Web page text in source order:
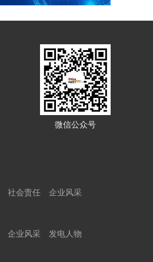
微信公众号
社会责任
企业风采
企业风采
发电人物